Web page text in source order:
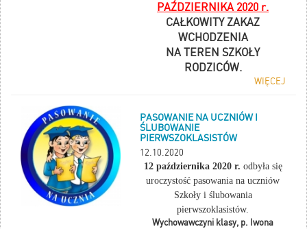
PAŹDZIERNIKA 2020 r.
CAŁKOWITY ZAKAZ
WCHODZENIA
NA TEREN SZKOŁY
RODZICÓW.
WIĘCEJ
PASOWANIE NA UCZNIÓW I
ŚLUBOWANIE
PIERWSZOKLASISTÓW
12.10.2020
12 października 2020 r. odbyła się
uroczystość pasowania na uczniów
Szkoły i ślubowania
pierwszoklasistów.
Wychowawczyni klasy, p. Iwona